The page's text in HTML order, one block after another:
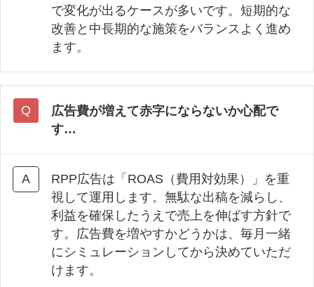
で変化が出るケースが多いです。短期的な
改善と中長期的な施策をバランスよく進め
ます。
広告費が増えて赤字にならないか心配で
す…
RPP広告は「ROAS（費用対効果）」を重
視して運用します。無駄な出稿を減らし、
利益を確保したうえで売上を伸ばす方針で
す。広告費を増やすかどうかは、毎月一緒
にシミュレーションしてから決めていただ
けます。